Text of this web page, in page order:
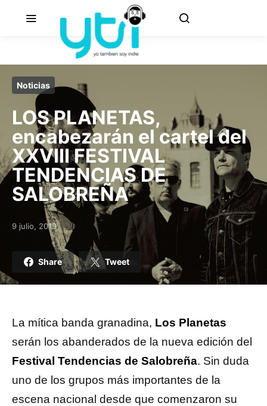
Noticias
LOS PLANETAS,
encabezarán el cartel del
XXVIII FESTIVAL
TENDENCIAS DE
SALOBREÑA
Posted on
9 julio, 2019
Share Tweet
La mítica banda granadina, Los Planetas
serán los abanderados de la nueva edición del
Festival Tendencias de Salobreña. Sin duda
uno de los grupos más importantes de la
escena nacional desde que comenzaron su